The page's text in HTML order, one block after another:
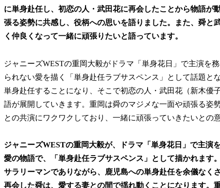
に単身赴任し、初恋の人・武田花に再会したことから物語
張る姿勢に共感し、役柄への思いを語りました。また、舜と
く仲良くなって一緒に頑張りたいと語っています。
ジャニーズWESTの重岡大毅がドラマ「単身花日」で主演を
られない愛を描く「単身赴任ラブサスペンス」として話題と
単身赴任することになり、そこで初恋の人・武田花（新木優
語が展開していきます。重岡は舜のマジメな一面や頑張る姿
との共演にワクワクしており、一緒に頑張っていきたいとの
ジャニーズWESTの重岡大毅が、ドラマ「単身花日」で主演
愛の物語で、「単身赴任ラブサスペンス」として描かれます
サラリーマンでありながら、鹿児島への単身赴任を余儀なく
再会した舜は、愛する妻との間で揺れ動くことになります。